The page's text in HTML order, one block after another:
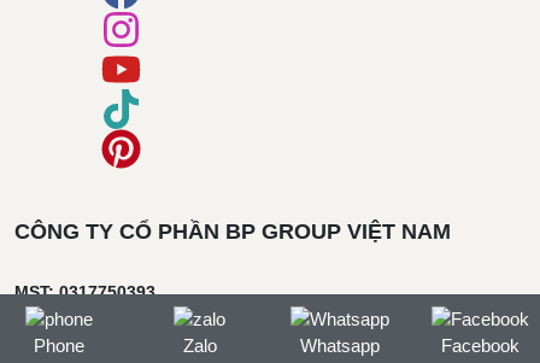
CÔNG TY CỔ PHẦN BP GROUP VIỆT NAM
MST: 0317750393
Địa chỉ công ty:
297/9 Võ Văn Hát, Phường Long Trường, TP. Hồ
Chí Minh
Phone Zalo Whatsapp Facebook